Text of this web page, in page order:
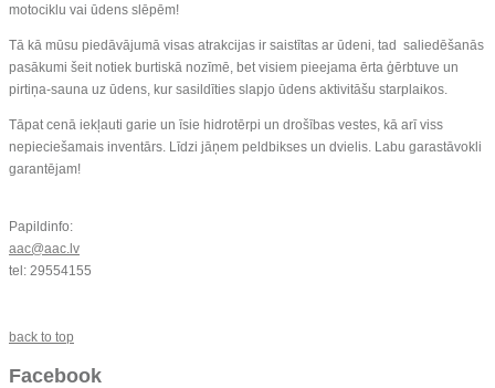
motociklu vai ūdens slēpēm!
Tā kā mūsu piedāvājumā visas atrakcijas ir saistītas ar ūdeni, tad saliedēšanās
pasākumi šeit notiek burtiskā nozīmē, bet visiem pieejama ērta ģērbtuve un
pirtiņa-sauna uz ūdens, kur sasildīties slapjo ūdens aktivitāšu starplaikos.
Tāpat cenā iekļauti garie un īsie hidrotērpi un drošības vestes, kā arī viss
nepieciešamais inventārs. Līdzi jāņem peldbikses un dvielis. Labu garastāvokli
garantējam!
Papildinfo:
aac@aac.lv
tel: 29554155
back to top
Facebook